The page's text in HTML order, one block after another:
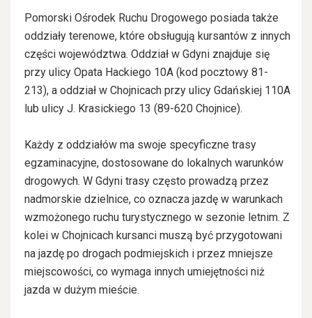
Pomorski Ośrodek Ruchu Drogowego posiada także
oddziały terenowe, które obsługują kursantów z innych
części województwa. Oddział w Gdyni znajduje się
przy ulicy Opata Hackiego 10A (kod pocztowy 81-
213), a oddział w Chojnicach przy ulicy Gdańskiej 110A
lub ulicy J. Krasickiego 13 (89-620 Chojnice).
Każdy z oddziałów ma swoje specyficzne trasy
egzaminacyjne, dostosowane do lokalnych warunków
drogowych. W Gdyni trasy często prowadzą przez
nadmorskie dzielnice, co oznacza jazdę w warunkach
wzmożonego ruchu turystycznego w sezonie letnim. Z
kolei w Chojnicach kursanci muszą być przygotowani
na jazdę po drogach podmiejskich i przez mniejsze
miejscowości, co wymaga innych umiejętności niż
jazda w dużym mieście.